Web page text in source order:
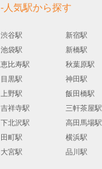
-人気駅から探す
渋谷駅
新宿駅
池袋駅
新橋駅
恵比寿駅
秋葉原駅
目黒駅
神田駅
上野駅
飯田橋駅
吉祥寺駅
三軒茶屋駅
下北沢駅
高田馬場駅
田町駅
横浜駅
大宮駅
品川駅